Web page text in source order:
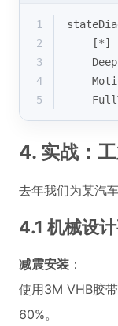
1
2
[*]
3
4
5
4. 实战：
去年我们为某汽
4.1 机械设
减震安装 ：
使用3M VHB胶
60%。